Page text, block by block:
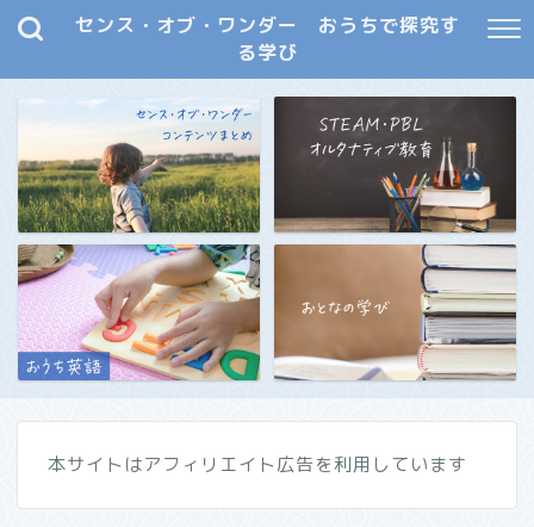
センス・オブ・ワンダー おうちで探究す
る学び
本サイトはアフィリエイト広告を利用しています